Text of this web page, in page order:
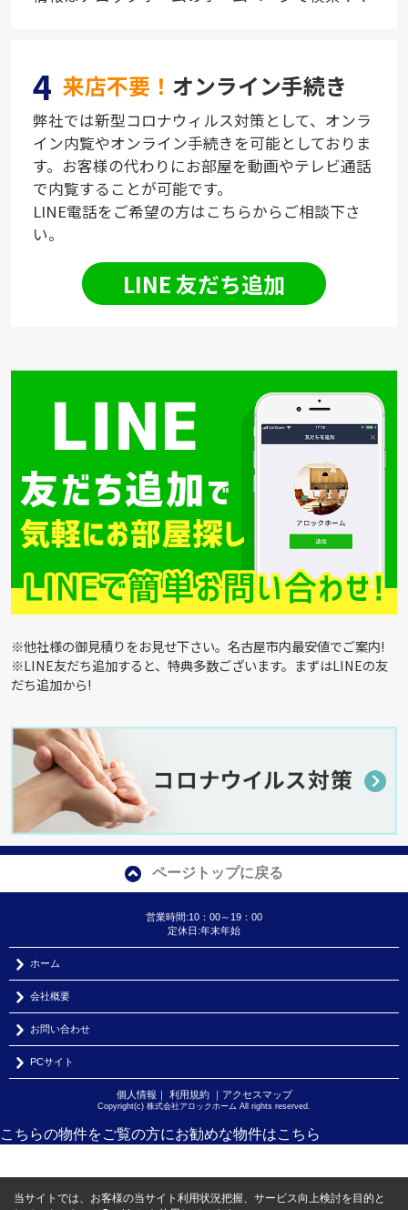
4 来店不要！ オンライン手続き
弊社では新型コロナウィルス対策として、オンラ
イン内覧やオンライン手続きを可能としておりま
す。お客様の代わりにお部屋を動画やテレビ通話
で内覧することが可能です。
LINE電話をご希望の方はこちらからご相談下さ
い。
LINE 友だち追加
※他社様の御見積りをお見せ下さい。名古屋市内最安値でご案内!
※LINE友だち追加すると、特典多数ございます。まずはLINEの友
だち追加から!
ページトップに戻る
営業時間:10：00～19：00
定休日:年末年始
ホーム
会社概要
お問い合わせ
PCサイト
個人情報 利用規約｜ アクセスマップ
Copyright(c) 株式会社アロックホーム All rights reserved.
こちらの物件をご覧の方にお勧めな物件はこちら
当サイトでは、お客様の当サイト利用状況把握、サービス向上検討を目的と